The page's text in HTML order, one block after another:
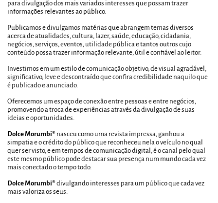
para divulgação dos mais variados interesses que possam trazer
informações relevantes ao público.
Publicamos e divulgamos matérias que abrangem temas diversos
acerca de atualidades, cultura, lazer, saúde, educação, cidadania,
negócios, serviços, eventos, utilidade pública e tantos outros cujo
conteúdo possa trazer informação relevante, útil e confiável ao leitor.
Investimos em um estilo de comunicação objetivo, de visual agradável,
significativo, leve e descontraído que confira credibilidade naquilo que
é publicado e anunciado.
Oferecemos um espaço de conexão entre pessoas e entre negócios,
promovendo a troca de experiências através da divulgação de suas
ideias e oportunidades.
Dolce Morumbi® nasceu como uma revista impressa, ganhou a
simpatia e o crédito do público que reconheceu nela o veículo no qual
quer ser visto, e em tempos de comunicação digital, é o canal pelo qual
este mesmo público pode destacar sua presença num mundo cada vez
mais conectado o tempo todo.
Dolce Morumbi® divulgando interesses para um público que cada vez
mais valoriza os seus.